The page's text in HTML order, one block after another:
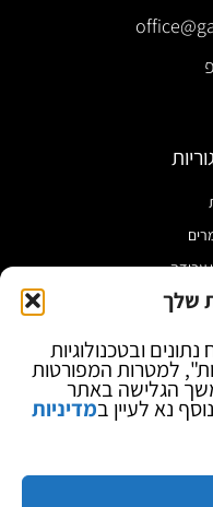
שלך
ובטכנולוגיות
למטרות המפורטות
הגלישה באתר
נא לעיין במדיניות
עבודה
הלחמה
כח ומודדים
אופטי להגדלה